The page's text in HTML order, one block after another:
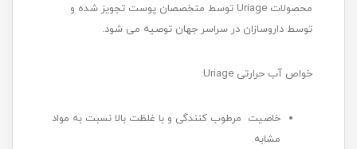
محصولات Uriage توسط متخصصان پوست تجویز شده و
توسط داروسازان در سراسر جهان توصیه می شود.
خواص آب حرارتی Uriage:
خاصیت مرطوب کنندگی و با غلظت بالا نسبت به مواد
مشابه